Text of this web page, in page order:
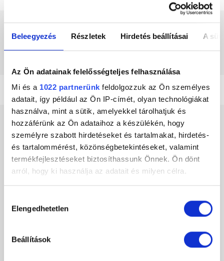
Beleegyezés Részletek Hirdetés beállításai A
Az Ön adatainak felelősségteljes felhasználása
Mi és a 1022 partnerünk feldolgozzuk az Ön személyes
adatait, így például az Ön IP-címét, olyan technológiákat
használva, mint a sütik, amelyekkel tárolhatjuk és
hozzáférünk az Ön adataihoz a készülékén, hogy
személyre szabott hirdetéseket és tartalmakat, hirdetés-
és tartalommérést, közönségbetekintéseket, valamint
termékfejlesztéseket biztosíthassunk Önnek. Ön dönt
arról, hogy ki használja az adatait és milyen célra.
Információgyűjtés az Ön földrajzi
Az Ön készülékén beazonosítása annak konkrét
tulajdonságainak (ujjlenyomat) aktív ellenőrzésével
kiválasztása
Elengedhetetlen
Beállítások
Hírek